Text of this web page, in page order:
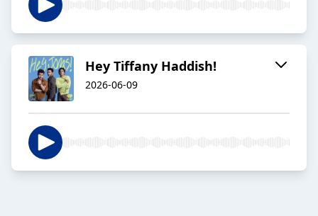
Hey Tiffany Haddish!
2026-06-09